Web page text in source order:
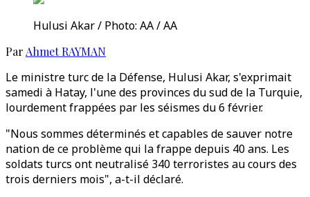
Hulusi Akar / Photo: AA / AA
Par Ahmet RAYMAN
Le ministre turc de la Défense, Hulusi Akar, s'exprimait
samedi à Hatay, l'une des provinces du sud de la Turquie,
lourdement frappées par les séismes du 6 février.
"Nous sommes déterminés et capables de sauver notre
nation de ce problème qui la frappe depuis 40 ans. Les
soldats turcs ont neutralisé 340 terroristes au cours des
trois derniers mois", a-t-il déclaré.